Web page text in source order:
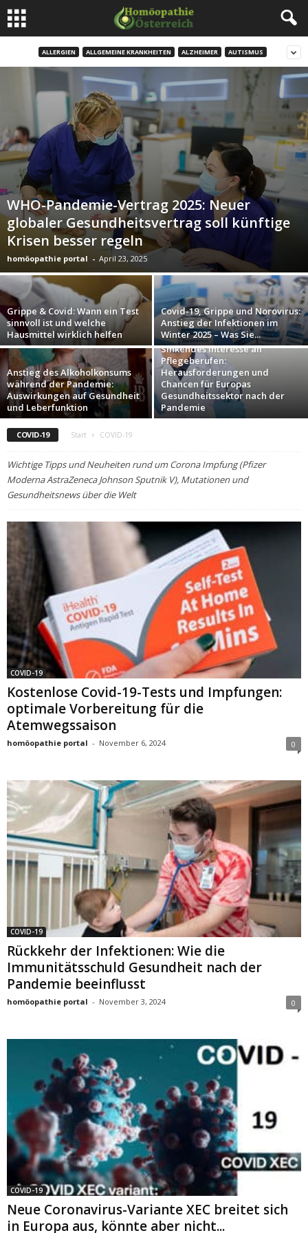
ALLERGIEN ALLGEMEINE KRANKHEITEN ALZHEIMER AUTISMUS
WHO-Pandemie-Vertrag 2025: Neuer
globaler Gesundheitsvertrag soll künftige
Krisen besser regeln
homöopathie portal - April 23, 2025
Grippe & Covid: Wann ein Test
sinnvoll ist und welche
Hausmittel wirklich helfen
Covid-19, Grippe und Norovirus:
Anstieg der Infektionen im
Winter 2025 – Was Sie...
Anstieg des Alkoholkonsums
während der Pandemie:
Auswirkungen auf Gesundheit
und Leberfunktion
Sinkendes Interesse an
Pflegeberufen:
Herausforderungen und
Chancen für Europas
Gesundheitssektor nach der
Pandemie
COVID-19 Start COVID-19
Wichtige Tipps und Neuheiten rund um Corona Impfung (Pfizer
Moderna AstraZeneca Johnson Sputnik V), Mutationen und
Gesundheitsnews über die Welt
COVID-19
Kostenlose Covid-19-Tests und Impfungen:
optimale Vorbereitung für die
Atemwegssaison
homöopathie portal - November 6, 2024 0
COVID-19
Rückkehr der Infektionen: Wie die
Immunitätsschuld Gesundheit nach der
Pandemie beeinflusst
homöopathie portal - November 3, 2024 0
COVID-19
Neue Coronavirus-Variante XEC breitet sich
in Europa aus, könnte aber nicht...